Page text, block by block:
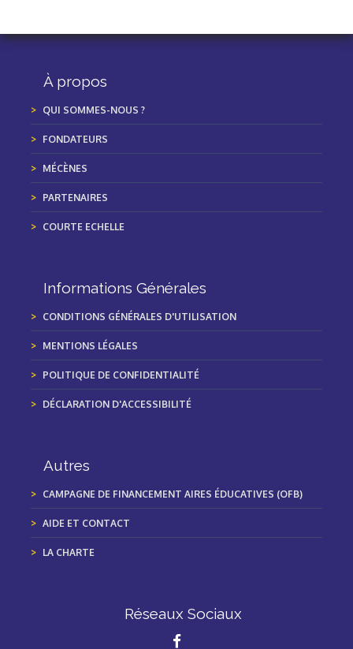
À propos
QUI SOMMES-NOUS ?
FONDATEURS
MÉCÈNES
PARTENAIRES
COURTE ECHELLE
Informations Générales
CONDITIONS GÉNÉRALES D'UTILISATION
MENTIONS LÉGALES
POLITIQUE DE CONFIDENTIALITÉ
DÉCLARATION D'ACCESSIBILITÉ
Autres
CAMPAGNE DE FINANCEMENT AIRES ÉDUCATIVES (OFB)
AIDE ET CONTACT
LA CHARTE
Réseaux Sociaux